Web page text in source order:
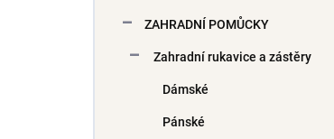
ZAHRADNÍ POMŮCKY
Zahradní rukavice a zástěry
Dámské
Pánské